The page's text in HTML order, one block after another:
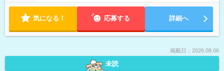
気になる！ 応募する 詳細へ
掲載日：2026.08.06
未読